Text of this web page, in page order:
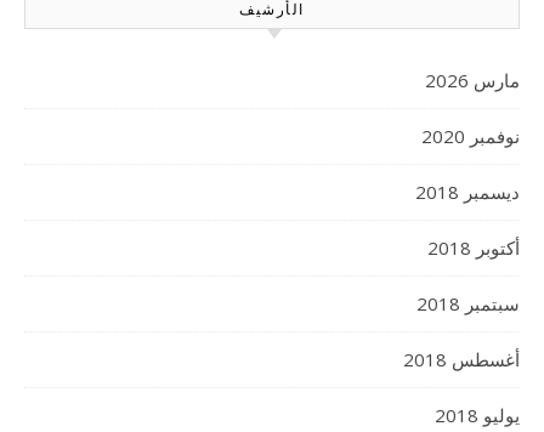
الأرشيف
مارس 2026
نوفمبر 2020
ديسمبر 2018
أكتوبر 2018
سبتمبر 2018
أغسطس 2018
يوليو 2018